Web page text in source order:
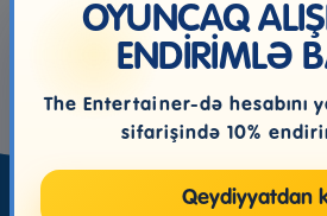
OYUNCAQ
ENDİRİMLƏ
The Entertainer-də hesabını
sifarişində 10%
Qeydiyyatdan